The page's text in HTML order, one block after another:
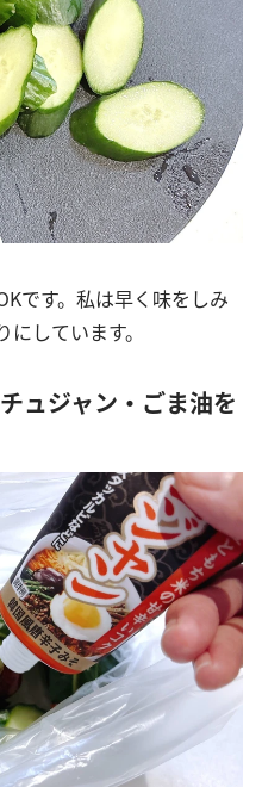
です。私は早く味をしみ
しています。
ュジャン・ごま油を